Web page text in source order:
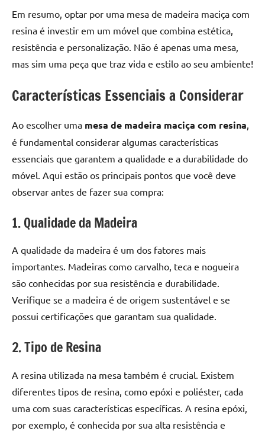
Em resumo, optar por uma mesa de madeira maciça com
resina é investir em um móvel que combina estética,
resistência e personalização. Não é apenas uma mesa,
mas sim uma peça que traz vida e estilo ao seu ambiente!
Características Essenciais a Considerar
Ao escolher uma mesa de madeira maciça com resina
é fundamental considerar algumas características
essenciais que garantem a qualidade e a durabilidade do
móvel. Aqui estão os principais pontos que você deve
observar antes de fazer sua compra:
1. Qualidade da Madeira
A qualidade da madeira é um dos fatores mais
importantes. Madeiras como carvalho, teca e nogueira
são conhecidas por sua resistência e durabilidade.
Verifique se a madeira é de origem sustentável e se
possui certificações que garantam sua qualidade.
2. Tipo de Resina
A resina utilizada na mesa também é crucial. Existem
diferentes tipos de resina, como epóxi e poliéster, cada
uma com suas características específicas. A resina epóxi,
por exemplo, é conhecida por sua alta resistência e